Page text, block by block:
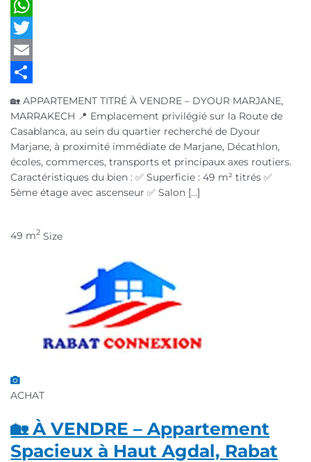
LinkedIn
WhatsApp
Twitter
Email
Partager
🏡 APPARTEMENT TITRÉ À VENDRE – DYOUR MARJANE,
MARRAKECH 📍 Emplacement privilégié sur la Route de
Casablanca, au sein du quartier recherché de Dyour
Marjane, à proximité immédiate de Marjane, Décathlon,
écoles, commerces, transports et principaux axes routiers.
Caractéristiques du bien : ✅ Superficie : 49 m² titrés ✅
5ème étage avec ascenseur ✅ Salon […]
49 m2 Size
ACHAT
🏡 À VENDRE – Appartement
Spacieux à Haut Agdal, Rabat